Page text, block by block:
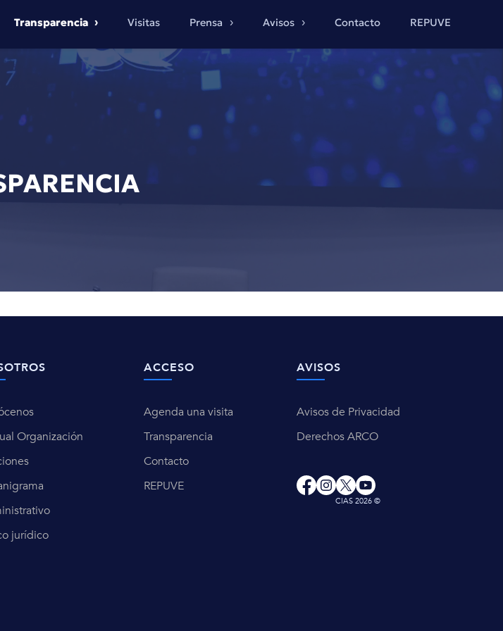
Transparencia Visitas Prensa Avisos Contacto REPUVE
Organización
jurídico
ACCESO
Agenda una visita
Transparencia
Contacto
REPUVE
AVISOS
Avisos de Privacidad
Derechos ARCO
CIAS 2026 ©